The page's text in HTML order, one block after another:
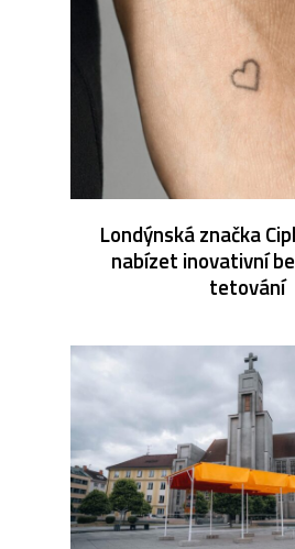
Londýnská značka
nabízet inovativní
tetování